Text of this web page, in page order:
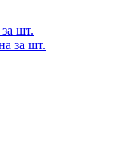
шт.